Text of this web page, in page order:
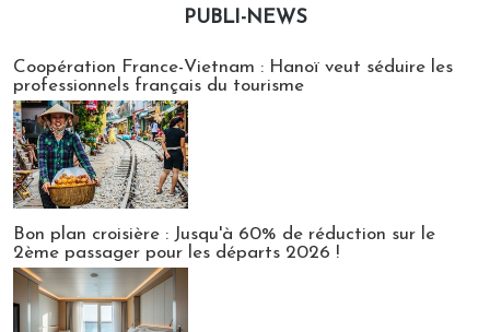
PUBLI-NEWS
Coopération France-Vietnam : Hanoï veut séduire les
professionnels français du tourisme
Bon plan croisière : Jusqu'à 60% de réduction sur le
2ème passager pour les départs 2026 !